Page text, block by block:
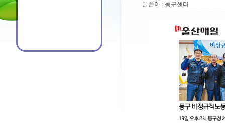
글쓴이 : 동구센터